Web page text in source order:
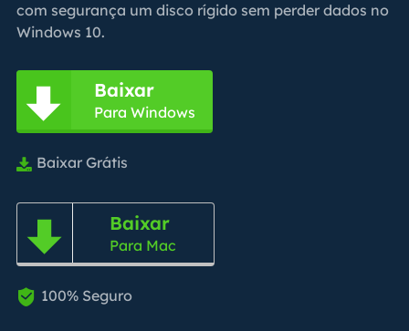
com segurança um disco rígido sem perder dados no
Windows 10.
 Baixar
Para Windows
 Baixar Grátis
 Baixar
Para Mac
 100% Seguro